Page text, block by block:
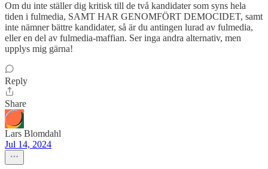
Om du inte ställer dig kritisk till de två kandidater som syns hela
tiden i fulmedia, SAMT HAR GENOMFÖRT DEMOCIDET, samt
inte nämner bättre kandidater, så är du antingen lurad av fulmedia,
eller en del av fulmedia-maffian. Ser inga andra alternativ, men
upplys mig gärna!
Reply
Share
Lars Blomdahl
Jul 14, 2024